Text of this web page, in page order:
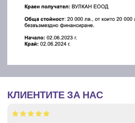
КЛИЕНТИТЕ ЗА НАС